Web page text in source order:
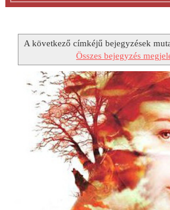
A következő címkéjű bejegyzések
Összes bejegyzés